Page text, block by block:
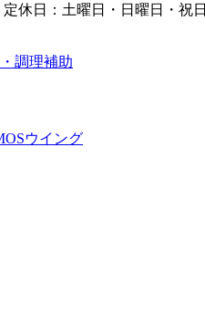
休日：土曜日・日曜日・祝日
調理補助